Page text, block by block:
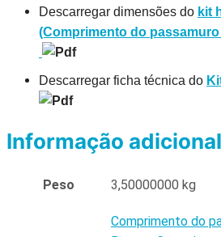
Descarregar dimensões do kit
(Comprimento do passamuro
Descarregar ficha técnica do
Informação adicional
Peso 3,50000000 kg
Comprimento do